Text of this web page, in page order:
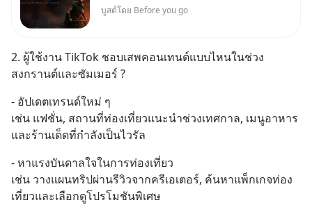
เราต้องการกลับบ้านจริงหรือ
บูสต์โดย Before you go
2. ผู้ใช้งาน TikTok ชอบเสพคอนเทนต์แบบไหนในช่วง
สงกรานต์และซัมเมอร์ ?
- อัปเดตเทรนด์ใหม่ ๆ
เช่น แฟชั่น, สถานที่ท่องเที่ยวแนะนำช่วงเทศกาล, เมนูอาหาร
และร้านเด็ดที่กำลังเป็นไวรัล
- หาแรงบันดาลใจในการท่องเที่ยว
เช่น วางแผนทริปผ่านรีวิวจากครีเอเตอร์, ค้นหาแพ็กเกจท่อง
เที่ยวและเลือกดูโปรโมชันพิเศษ